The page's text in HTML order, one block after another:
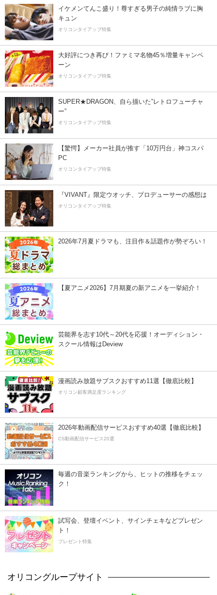
イケメンてんこ盛り！尊すぎる男子の純情ラブに胸
キュン
オリコンタイアップ特集
大好評につき再び！ファミマ名物45％増量キャンペ
ーン
オリコンタイアップ特集
SUPER★DRAGON、自ら描いた”レトロフューチャ
ー”
オリコンタイアップ特集
【驚愕】メーカー社員が推す「10万円台」神コスパ
PC
オリコンタイアップ特集
『VIVANT』限定ウオッチ、プロデューサーの感想は
オリコンタイアップ特集
2026年7月夏ドラマも、注目作＆話題作が勢ぞろい！
【夏アニメ2026】7月期夏の新アニメを一挙紹介！
芸能界を志す10代～20代を応援！オーディション・
スクール情報はDeview
漫画読み放題サブスクおすすめ11選【徹底比較】
オリコン顧客満足度ランキング
2026年動画配信サービスおすすめ40選【徹底比較】
CS動画配信サービス20選
毎週の音楽ランキングから、ヒットの推移をチェッ
ク！
試写会、登壇イベント、サインチェキなどプレゼン
ト！
プレゼント特集
オリコングループサイト